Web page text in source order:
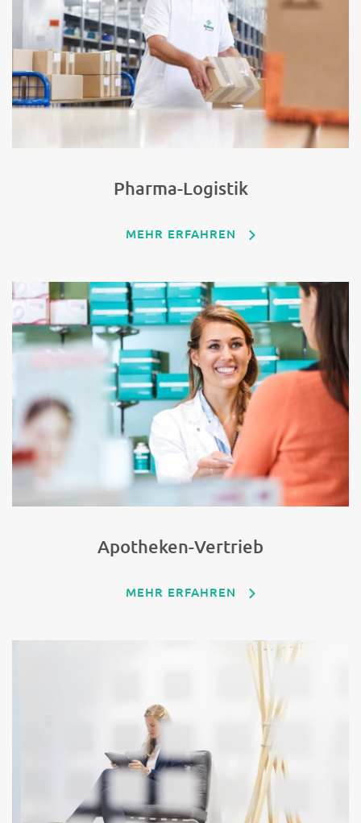
Pharma-Logistik
MEHR ERFAHREN
Apotheken-Vertrieb
MEHR ERFAHREN